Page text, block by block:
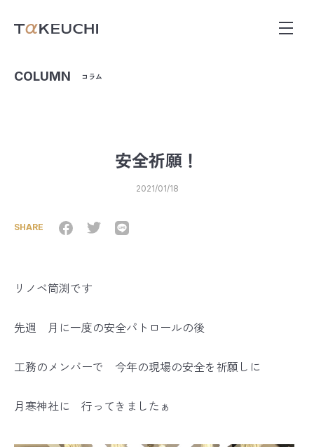
COLUMN コラム
安全祈願！
2021/01/18
SHARE
リノベ筒渕です
先週 月に一度の安全パトロールの後
工務のメンバーで 今年の現場の安全を祈願しに
月寒神社に 行ってきましたぁ